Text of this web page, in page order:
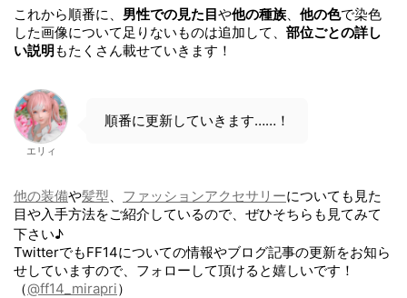
これから順番に、 男性での見た目や他の種族、 他の色で染色
した画像について足りないものは追加して、 部位ごとの詳し
い説明もたくさん載せていきます！
エリィ
順番に更新していきます……！
他の装備や髪型、 ファッションアクセサリーについても見た
目や入手方法をご紹介しているので、ぜひそちらも見てみて
下さい♪
TwitterでもFF14についての情報やブログ記事の更新をお知ら
せしていますので、フォローして頂けると嬉しいです！
（@ff14_mirapri）